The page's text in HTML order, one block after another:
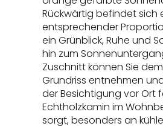
Rückwärtig befindet sich
entsprechender
ein Grünblick, Ruhe und
hin zum
Zuschnitt können Sie
Grundriss entnehmen
der Besichtigung vor Ort
Echtholzkamin im
sorgt, besonders an